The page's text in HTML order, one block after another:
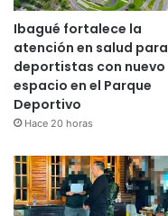
Ibagué fortalece la
atención en salud para
deportistas con nuevo
espacio en el Parque
Deportivo
Hace 20 horas